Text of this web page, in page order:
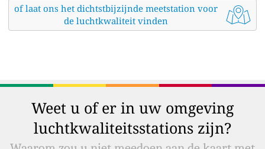
of laat ons het dichtstbijzijnde meetstation voor
de luchtkwaliteit vinden
Weet u of er in uw omgeving
luchtkwaliteitsstations zijn?